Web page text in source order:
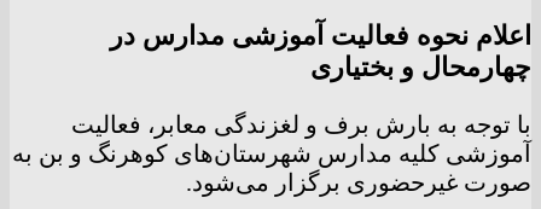
اعلام نحوه فعالیت آموزشی مدارس در
چهارمحال و بختیاری
با توجه به بارش برف و لغزندگی معابر، فعالیت
آموزشی کلیه مدارس شهرستان‌های کوهرنگ و بن به
صورت غیرحضوری برگزار می‌شود.